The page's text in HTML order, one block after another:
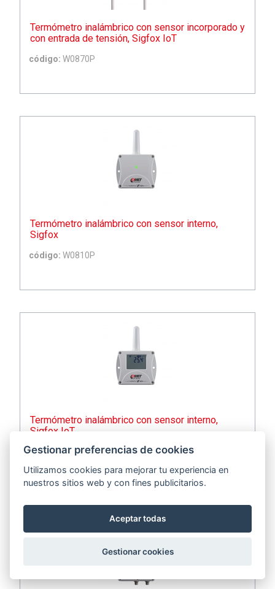
Termómetro inalámbrico con sensor incorporado y
con entrada de tensión, Sigfox IoT
código: W0870P
Termómetro inalámbrico con sensor interno,
Sigfox
código: W0810P
Termómetro inalámbrico con sensor interno,
Sigfox IoT
código:W0810
Gestionar preferencias de cookies
Utilizamos cookies para mejorar tu experiencia en
nuestros sitios web y con fines publicitarios.
Aceptar todas
Gestionar cookies